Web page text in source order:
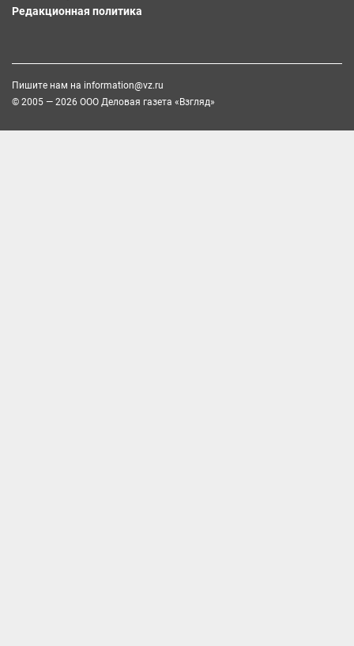
Редакционная политика
Пишите нам на information@vz.ru
© 2005 — 2026 ООО Деловая газета «Взгляд»